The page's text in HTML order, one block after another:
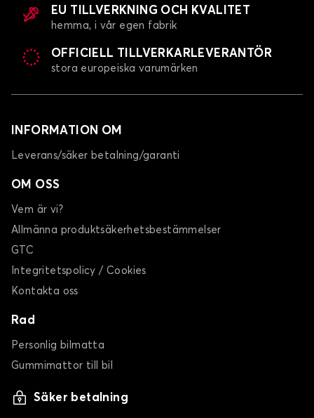
EU TILLVERKNING OCH KVALITET
hemma, i vår egen fabrik
OFFICIELL TILLVERKARLEVERANTÖR
stora europeiska varumärken
INFORMATION OM
Leverans/säker betalning/garanti
OM OSS
Vem är vi?
Allmänna produktsäkerhetsbestämmelser
GTC
Integritetspolicy / Cookies
Kontakta oss
Rad
Personlig bilmatta
Gummimattor till bil
Säker betalning